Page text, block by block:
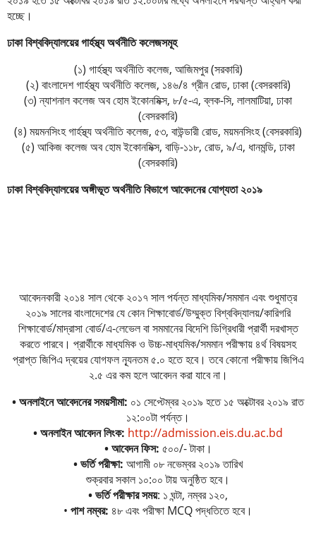
হচ্ছে।
ঢাকা বিশ্ববিদ্যালয়ের গার্হস্থ্য অর্থনীতি কলেজসমূহ
(১) গার্হস্থ্য অর্থনীতি কলেজ, আজিমপুর (সরকারি)
(২) বাংলাদেশ গার্হস্থ্য অর্থনীতি কলেজ, ১৪৬/৪ গ্রীন রােড, ঢাকা (বেসরকারি)
(৩) ন্যাশনাল কলেজ অব হােম ইকোনমিক্স, ৮/৫-এ, ব্লক-সি, লালমাটিয়া, ঢাকা
(বেসরকারি)
(৪) ময়মনসিংহ গার্হস্থ্য অর্থনীতি কলেজ, ৫৩, বাউন্ডারী রােড, ময়মনসিংহ (বেসরকারি)
(৫) আকিজ কলেজ অব হােম ইকোনমিক্স, বাড়ি-১১৮, রােড, ৯/এ, ধানমন্ডি, ঢাকা
(বেসরকারি)
ঢাকা বিশ্ববিদ্যালয়ের অঙ্গীভূত অর্থনীতি বিভাগে আবেদনের যোগ্যতা ২০১৯
আবেদনকারী ২০১৪ সাল থেকে ২০১৭ সাল পর্যন্ত মাধ্যমিক/সমমান এবং শুধুমাত্র
২০১৯ সালের বাংলাদেশের যে কোন শিক্ষাবাের্ড/উম্মুক্ত বিশ্ববিদ্যালয়/কারিগরি
শিক্ষাবাের্ড/মাদ্রাসা বাের্ড/এ-লেভেল বা সমমানের বিদেশি ডিগ্রিধারী প্রার্থী দরখাস্ত
করতে পারবে। প্রার্থীকে মাধ্যমিক ও উচ্চ-মাধ্যমিক/সমমান পরীক্ষায় ৪র্থ বিষয়সহ
প্রাপ্ত জিপিএ দ্বয়ের যােগফল ন্যূনতম ৫.০ হতে হবে। তবে কোনাে পরীক্ষায় জিপিএ
২.৫ এর কম হলে আবেদন করা যাবে না।
• অনলাইনে আবেদনের সময়সীমা: ০১ সেপ্টেম্বর ২০১৯ হতে ১৫ অক্টোবর ২০১৯ রাত
১২:০০টা পর্যন্ত।
• অনলাইন আবেদন লিংক: http://admission.eis.du.ac.bd
• আবেদন ফিস: ৫০০/- টাকা।
• ভর্তি পরীক্ষা: আগামী ০৮ নভেম্বর ২০১৯ তারিখ
শুক্রবার সকাল ১০:০০ টায় অনুষ্ঠিত হবে।
• ভর্তি পরীক্ষার সময়: ১ ঘন্টা, নম্বর ১২০,
• পাশ নম্বর: ৪৮ এবং পরীক্ষা MCQ পদ্ধতিতে হবে।